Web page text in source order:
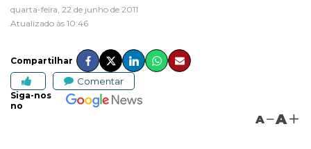
quarta-feira, 22 de junho de 2011
Atualizado às 10:46
Compartilhar
Comentar
Siga-nos
no
A A